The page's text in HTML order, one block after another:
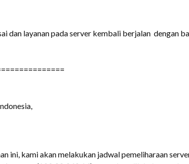
dan layanan pada server kembali berjalan dengan
ini, kami akan melakukan jadwal pemeliharaan